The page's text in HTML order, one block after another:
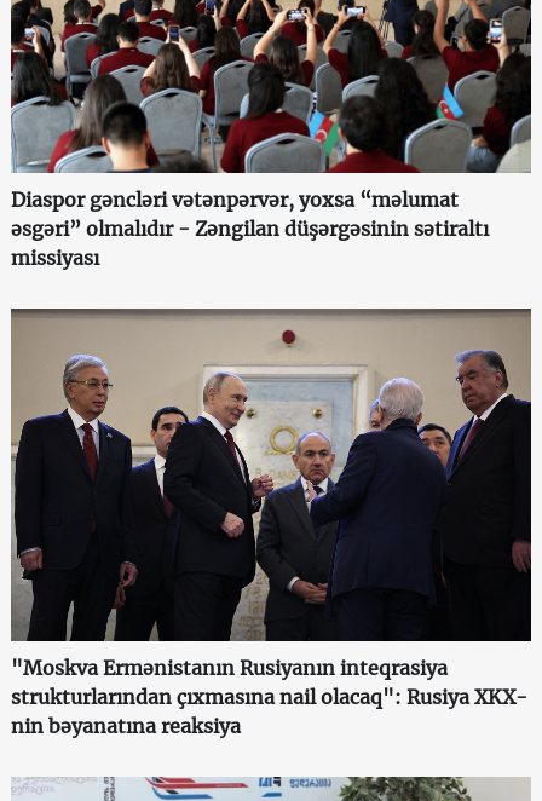
Diaspor gəncləri vətənpərvər, yoxsa “məlumat
əsgəri” olmalıdır - Zəngilan düşərgəsinin sətiraltı
missiyası
"Moskva Ermənistanın Rusiyanın inteqrasiya
strukturlarından çıxmasına nail olacaq": Rusiya XKX-
nin bəyanatına reaksiya